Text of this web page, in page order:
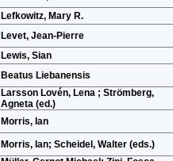
Lefkowitz, Mary R.
Levet, Jean-Pierre
Lewis, Sian
Beatus Liebanensis
Larsson Lovén, Lena ; Strömberg,
Agneta (ed.)
Morris, Ian
Morris, Ian; Scheidel, Walter (eds.)